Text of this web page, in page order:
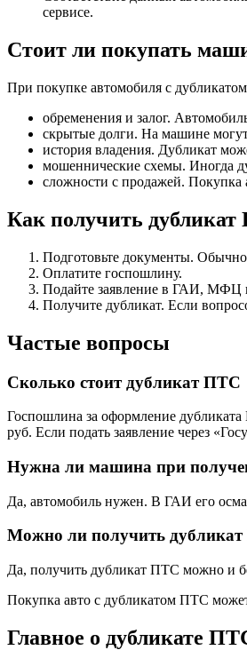
сервисе.
Стоит ли покупать
При покупке автомобиля с
обременения и залог.
скрытые долги. На машине
история владения. Дубликат
мошеннические схемы. Иногда
сложности с продажей. Покупка
Как получить
Подготовьте документы. Обычно
Оплатите госпошлину.
Подайте заявление в ГАИ, МФЦ
Получите дубликат. Если
Частые вопросы
Сколько стоит дубликат ПТС
Госпошлина за оформление
руб. Если подать заявление через
Нужна ли машина при
Да, автомобиль нужен. В ГАИ его
Можно ли получить дубликат
Да, получить дубликат ПТС можно и
Покупка авто с дубликатом ПТС
Главное о дубликате